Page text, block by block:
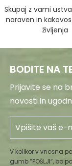
Skupaj z vami
naraven in
življenja
BODITE NA
Prijavite se na
novosti in
V kolikor v vnosna
gumb “POŠLJI”, bo